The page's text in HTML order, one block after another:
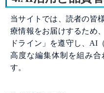
当サイトでは、読者の皆
療情報をお届けするため
ドライン」を遵守し、AI
高度な編集体制を組み合
す。